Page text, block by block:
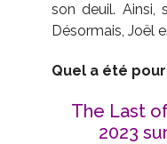
son deuil. Ainsi,
Désormais, Joël
Quel a été
The Last
2023